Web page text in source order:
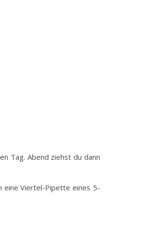
Tag. Abend ziehst du dann
eine Viertel-Pipette eines 5-